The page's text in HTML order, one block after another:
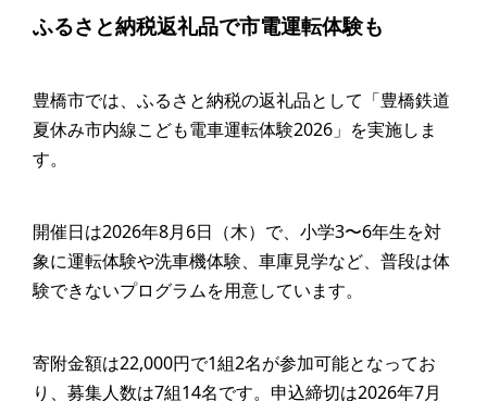
ふるさと納税返礼品で市電運転体験も
豊橋市では、ふるさと納税の返礼品として「豊橋鉄道
夏休み市内線こども電車運転体験2026」を実施しま
す。
開催日は2026年8月6日（木）で、小学3〜6年生を対
象に運転体験や洗車機体験、車庫見学など、普段は体
験できないプログラムを用意しています。
寄附金額は22,000円で1組2名が参加可能となってお
り、募集人数は7組14名です。申込締切は2026年7月